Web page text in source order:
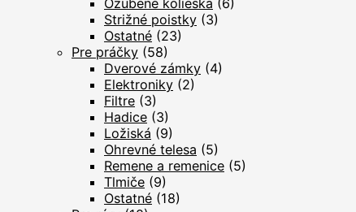
Ozubené kolieska (6)
Strižné poistky (3)
Ostatné (23)
Pre práčky (58)
Dverové zámky (4)
Elektroniky (2)
Filtre (3)
Hadice (3)
Ložiská (9)
Ohrevné telesa (5)
Remene a remenice (5)
Tlmiče (9)
Ostatné (18)